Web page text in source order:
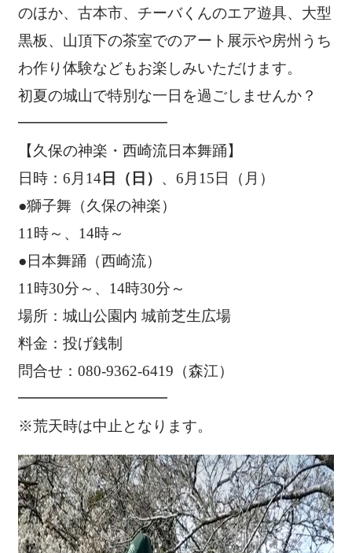
のほか、古本市、チーバくんのエア遊具、大型
黒板、山頂下の茶室でのアート展示や房州うち
わ作り体験などもお楽しみいただけます。
初夏の城山で特別な一日を過ごしませんか？
━━━━━━━━━━
【久保の神楽・西崎流日本舞踊】
日時：6月14 日（日） 、6月15日（月）
●獅子舞（久保の神楽）
11時～、14時～
●日本舞踊（西崎流）
11時30分～、14時30分～
場所：城山公園内 城前芝生広場
料金：投げ銭制
問合せ：080-9362-6419（森江）
━━━━━━━━━━
※荒天時は中止となります。